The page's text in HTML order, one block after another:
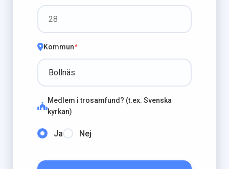
Kommun*
Medlem i trosamfund? (t.ex. Svenska
kyrkan)
Ja Nej